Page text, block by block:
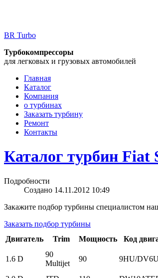
BR Turbo
Турбокомпрессоры
для легковых и грузовых автомобилей
Главная
Каталог
Компания
о турбинах
Заказать турбину
Ремонт
Контакты
Каталог турбин Fiat
Подробности
Создано 14.11.2012 10:49
Закажите подбор турбины специалистом
Заказать подбор турбины
Двигатель
Trim Мощность Код
1.6 D
90
Multijet
90 9HU/